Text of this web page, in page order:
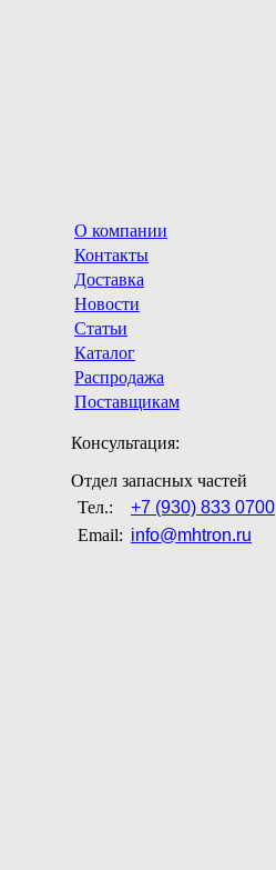
О компании
Контакты
Доставка
Новости
Статьи
Каталог
Распродажа
Поставщикам
Консультация:
Отдел запасных частей
Тел.:
+7 (930) 833 0700
Email: info@mhtron.ru